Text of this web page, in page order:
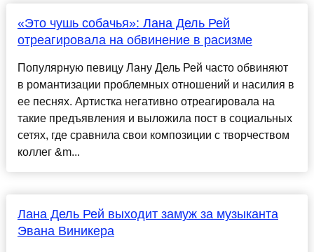
«Это чушь собачья»: Лана Дель Рей
отреагировала на обвинение в расизме
Популярную певицу Лану Дель Рей часто обвиняют
в романтизации проблемных отношений и насилия в
ее песнях. Артистка негативно отреагировала на
такие предъявления и выложила пост в социальных
сетях, где сравнила свои композиции с творчеством
коллег &m...
Лана Дель Рей выходит замуж за музыканта
Эвана Виникера